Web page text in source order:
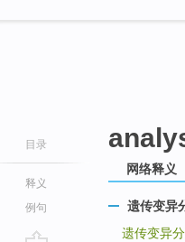
目录
释义
例句
网络释义
遗传变异
遗传变异